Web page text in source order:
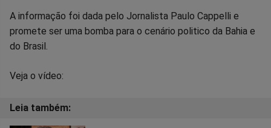
A informação foi dada pelo Jornalista Paulo Cappelli e
promete ser uma bomba para o cenário politico da Bahia e
do Brasil.
Veja o vídeo: